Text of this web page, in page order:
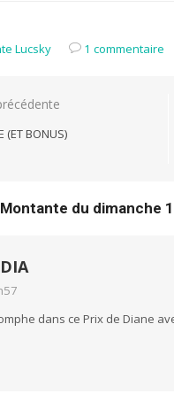
Lucsky 1 commentaire
(ET BONUS)
du dimanche
dans ce Prix de Diane